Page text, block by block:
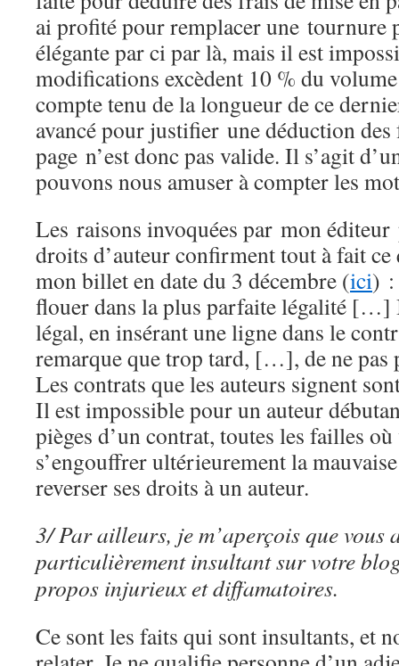
ai profité pour remplacer une tournure
élégante par ci par là, mais il est
modifications excèdent 10 % du
compte tenu de la longueur de ce
avancé pour justifier une déduction des
page n’est donc pas valide. Il s’agit
pouvons nous amuser à compter les
Les raisons invoquées par mon éditeur
droits d’auteur confirment tout à fait ce
mon billet en date du 3 décembre (ici) :
flouer dans la plus parfaite légalité […]
légal, en insérant une ligne dans le
remarque que trop tard, […], de ne pas
Les contrats que les auteurs signent
Il est impossible pour un auteur
pièges d’un contrat, toutes les failles
s’engouffrer ultérieurement la
reverser ses droits à un auteur.
3/ Par ailleurs, je m’aperçois que vous
particulièrement insultant sur votre
propos injurieux et diffamatoires.
Ce sont les faits qui sont insultants, et